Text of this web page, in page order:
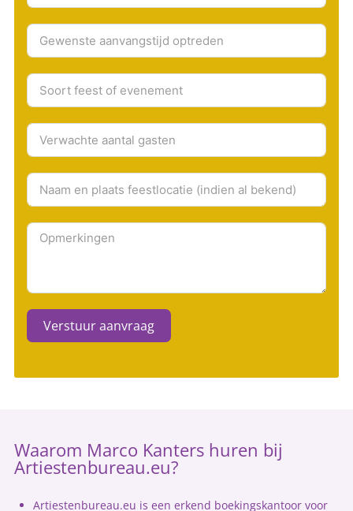
Verstuur aanvraag
Waarom Marco Kanters huren bij
Artiestenbureau.eu?
Artiestenbureau.eu is een erkend boekingskantoor voor